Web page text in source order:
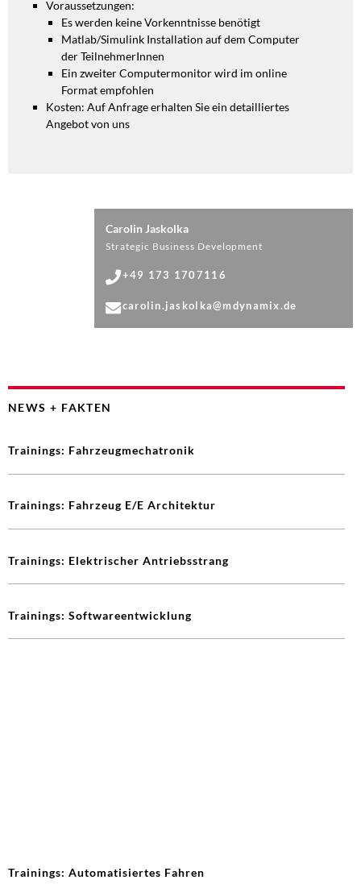
Voraussetzungen:
Es werden keine Vorkenntnisse benötigt
Matlab/Simulink Installation aufdem Computer
derTeilnehmerInnen
Ein zweiter Computermonitorwird im online
Formatempfohlen
Kosten: Auf Anfrage erhalten Sie ein detailliertes
Angebot von uns
Carolin Jaskolka
Strategic Business Development
+49 173 1707116
carolin.jaskolka@mdynamix.de
NEWS + FAKTEN
Trainings: Fahrzeugmechatronik
Trainings: Fahrzeug E/E Architektur
Trainings: Elektrischer Antriebsstrang
Trainings: Softwareentwicklung